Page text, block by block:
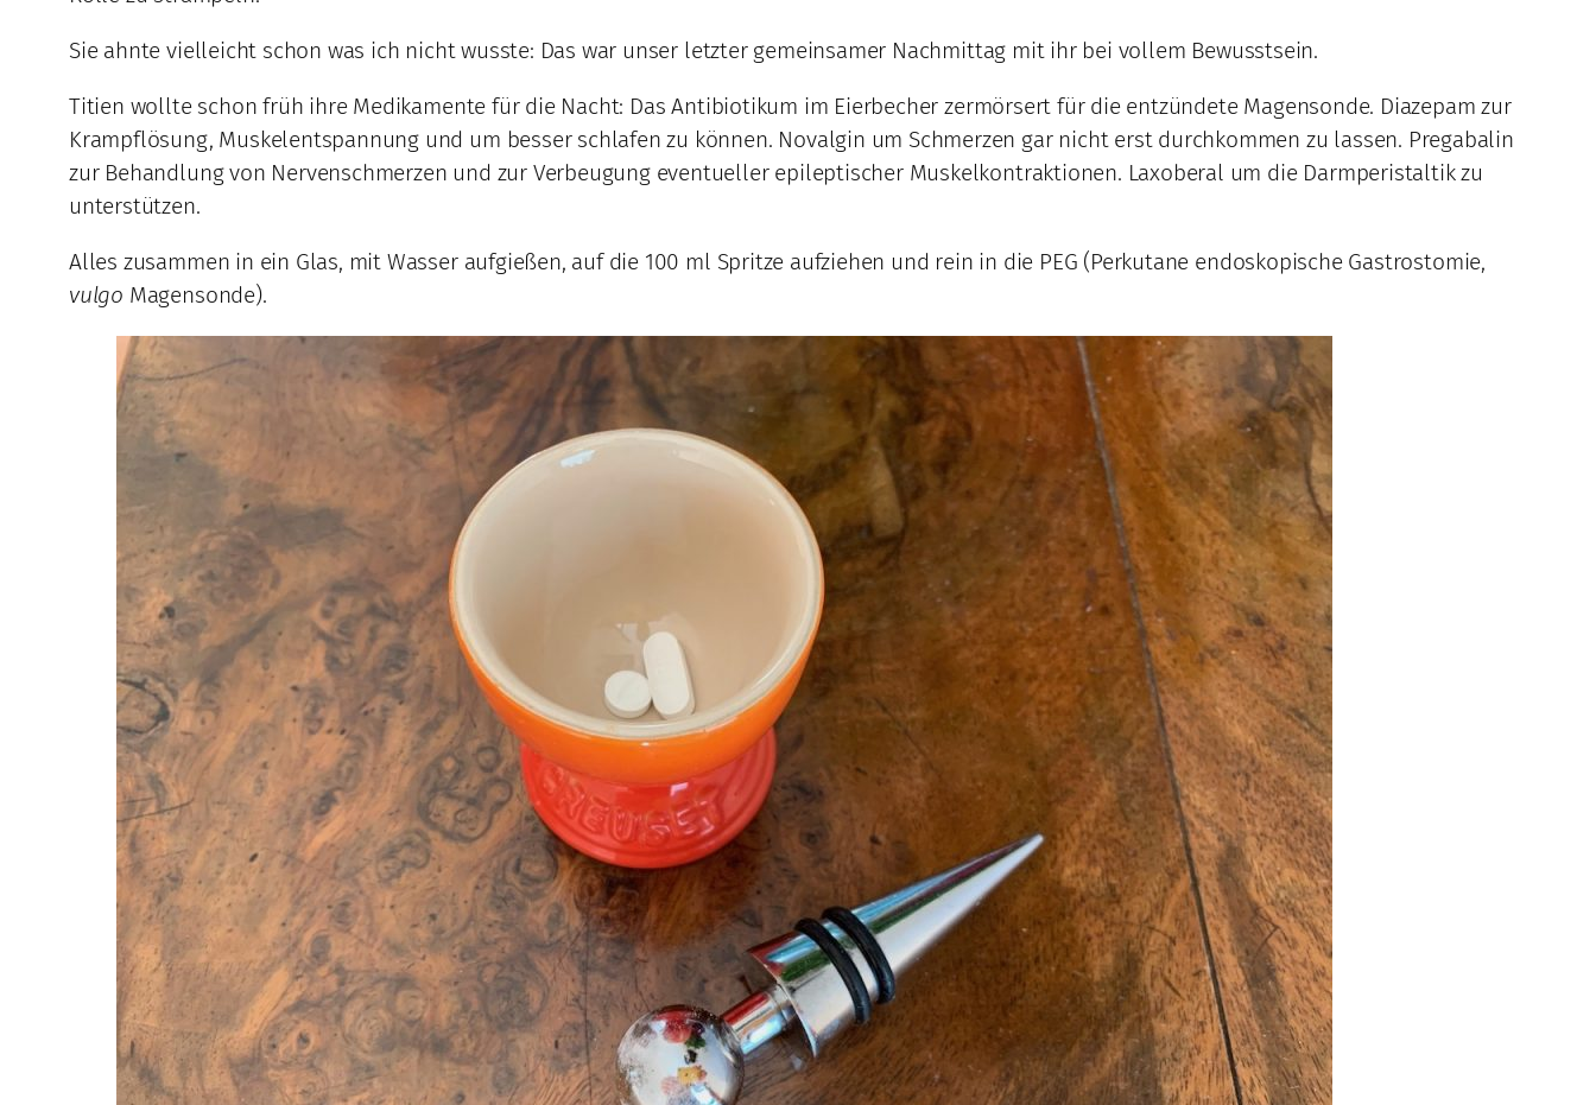
Sie ahnte vielleicht schon was ich nicht wusste: Das war unser letzter gemeinsamer Nachmittag mit ihr bei vollem Bewusstsein.
Titien wollte schon früh ihre Medikamente für die Nacht: Das Antibiotikum im Eierbecher zermörsert für die entzündete Magensonde. Diazepam zur
Krampflösung, Muskelentspannung und um besser schlafen zu können. Novalgin um Schmerzen gar nicht erst durchkommen zu lassen. Pregabalin
zur Behandlung von Nervenschmerzen und zur Verbeugung eventueller epileptischer Muskelkontraktionen. Laxoberal um die Darmperistaltik zu
unterstützen.
Alles zusammen in ein Glas, mit Wasser aufgießen, auf die 100 ml Spritze aufziehen und rein in die PEG (Perkutane endoskopische Gastrostomie,
vulgo Magensonde).